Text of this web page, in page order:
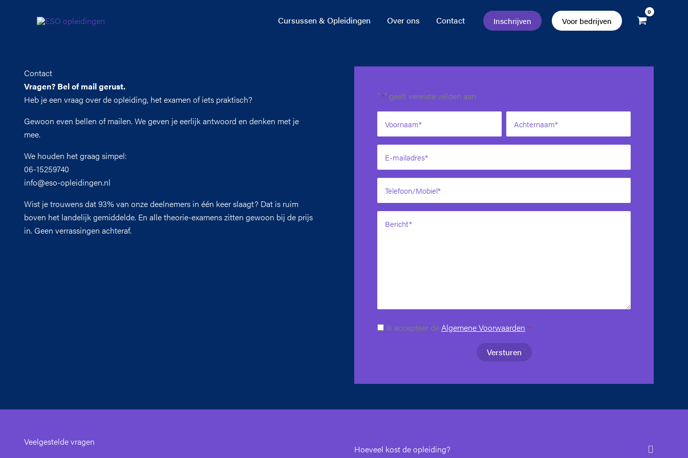
Cursussen & Opleidingen Over ons Contact Inschrijven Voor bedrijven
Contact
Vragen? Bel of mail gerust.
Heb je een vraag over de opleiding, het examen of iets praktisch?
Gewoon even bellen of mailen. We geven je eerlijk antwoord en denken met je
mee.
We houden het graag simpel:
06-15259740
info@eso-opleidingen.nl
Wist je trouwens dat 93% van onze deelnemers in één keer slaagt? Dat is ruim
boven het landelijk gemiddelde. En alle theorie-examens zitten gewoon bij de prijs
in. Geen verrassingen achteraf.
" *" geeft vereiste velden aan
Ik accepteer deAlgemene Voorwaarden *
Veelgestelde vragen
Hoeveel kost de opleiding?